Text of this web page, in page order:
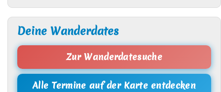
Deine Wanderdates
Zur Wanderdatesuche
Alle Termine auf der Karte entdecken